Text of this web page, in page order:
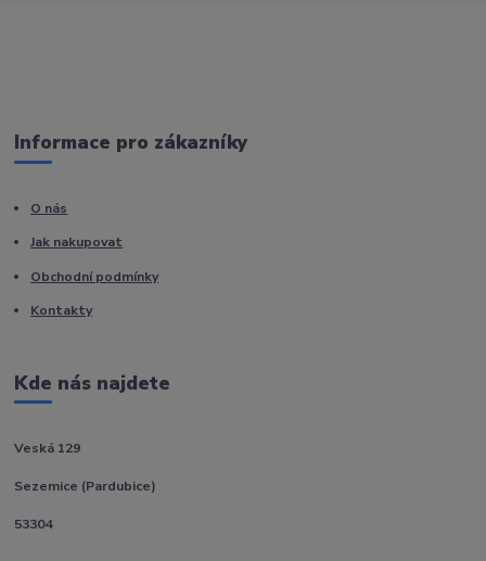
Informace pro zákazníky
O nás
Jak nakupovat
Obchodní podmínky
Kontakty
Kde nás najdete
Veská 129
Sezemice (Pardubice)
53304